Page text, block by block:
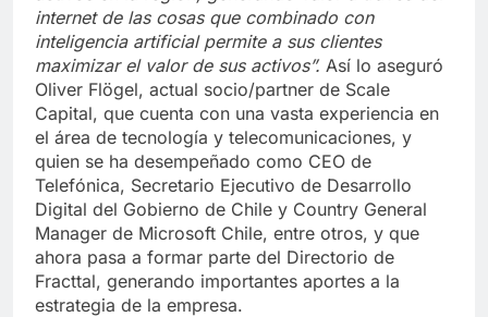
internet de las cosas que combinado con
inteligencia artificial permite a sus clientes
maximizar el valor de sus activos”. Así lo aseguró
Oliver Flögel, actual socio/partner de Scale
Capital, que cuenta con una vasta experiencia en
el área de tecnología y telecomunicaciones, y
quien se ha desempeñado como CEO de
Telefónica, Secretario Ejecutivo de Desarrollo
Digital del Gobierno de Chile y Country General
Manager de Microsoft Chile, entre otros, y que
ahora pasa a formar parte del Directorio de
Fracttal, generando importantes aportes a la
estrategia de la empresa.